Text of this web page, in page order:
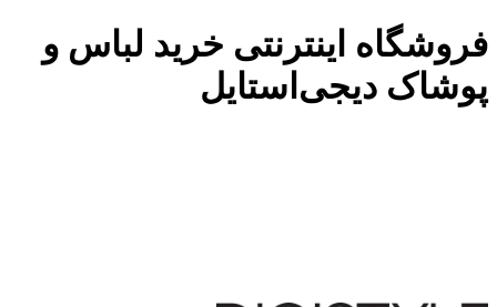
فروشگاه اینترنتی خرید لباس و
پوشاک دیجی‌استایل